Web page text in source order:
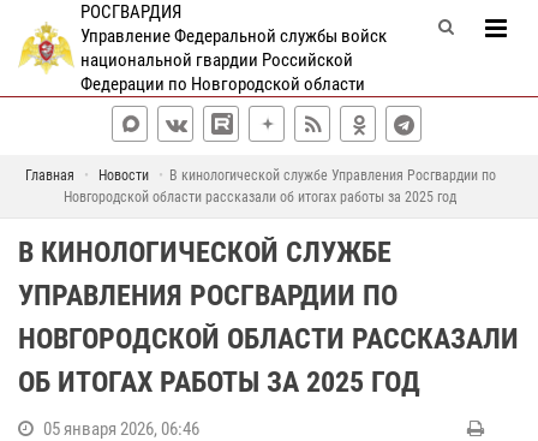
РОСГВАРДИЯ
Управление Федеральной службы войск
национальной гвардии Российской
Федерации по Новгородской области
Главная Новости
В кинологической службе Управления Росгвардии по
Новгородской области рассказали об итогах работы за 2025 год
В КИНОЛОГИЧЕСКОЙ СЛУЖБЕ
УПРАВЛЕНИЯ РОСГВАРДИИ ПО
НОВГОРОДСКОЙ ОБЛАСТИ РАССКАЗАЛИ
ОБ ИТОГАХ РАБОТЫ ЗА 2025 ГОД
05 января 2026, 06:46